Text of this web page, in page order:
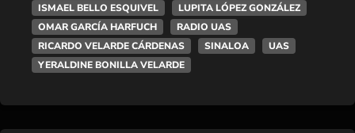
ISMAEL BELLO ESQUIVEL
LUPITA LÓPEZ GONZÁLEZ
OMAR GARCÍA HARFUCH
RADIO UAS
RICARDO VELARDE CÁRDENAS
SINALOA
UAS
YERALDINE BONILLA VELARDE